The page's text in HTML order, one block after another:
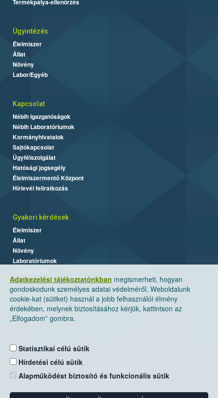
Adatkezelési tájékoztatónkban megismerheti, hogyan
gondoskodunk személyes adatai védelméről. Weboldalunk
cookie-kat (sütiket) használ a jobb felhasználói élmény
érdekében, melynek biztosításához kérjük, kattintson az
„Elfogadom” gombra.
Statisztikai célú sütik
Hirdetési célú sütik
Alapműködést biztosító és funkcionális sütik
Termékpálya-ellenőrzés
Ügyintézés
Élelmiszer
Állat
Növény
Labor/Egyéb
Kapcsolat
Nébih Igazgatóságok
Nébih Laboratóriumok
Kormányhivatalok
Sajtókapcsolat
Ügyfélszolgálat
Hatósági jogsegély
Élelmiszermentő Központ
Hírlevél feliratkozás
Gyakori kérdések
Élelmiszer
Állat
Növény
Laboratóriumok
Nemzeti Élelmiszerlánc-biztonsági Hivatal
Levelezési cím: 1525 Budapest. Pf. 30.